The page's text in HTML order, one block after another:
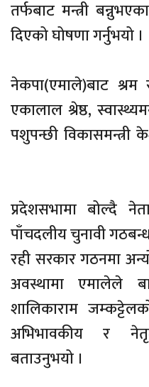
तर्फबाट मन्त्री
दिएको घोषणा गर्नुभयो ।
नेकपा(एमाले)बाट श्रम
एकालाल श्रेष्ठ,
पशुपन्छी विकासमन्त्री
प्रदेशसभामा बोल्दै
पाँचदलीय चुनावी
रही सरकार गठनमा
अवस्थामा एमालेले
शालिकाराम
अभिभावकीय र
बताउनुभयो ।